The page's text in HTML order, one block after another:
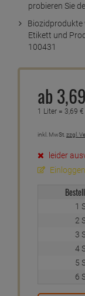
probieren Sie
Biozidprodukte
Etikett und
100431
ab 3,69
1 Liter = 3,69 €
inkl. MwSt.zzgl.
leider
1
2
3
4
5
6